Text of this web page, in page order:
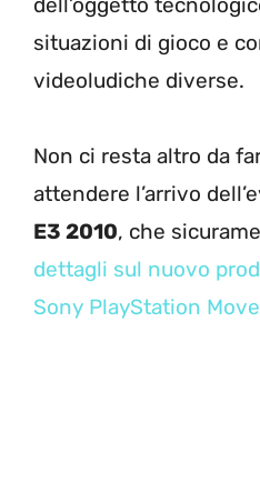
situazioni di gioco e
videoludiche diverse.
Non ci resta altro da
attendere l’arrivo
E3 2010, che
dettagli sul nuovo
Sony PlayStation Move